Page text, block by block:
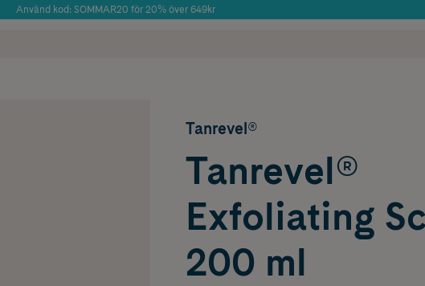
Använd kod: SOMMAR20 för 20% över 649kr
Tanrevel®
Tanrevel®
Exfoliating
200 ml